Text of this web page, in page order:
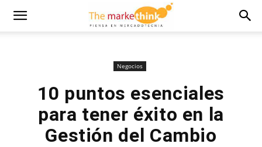
Negocios
10 puntos esenciales
para tener éxito en la
Gestión del Cambio